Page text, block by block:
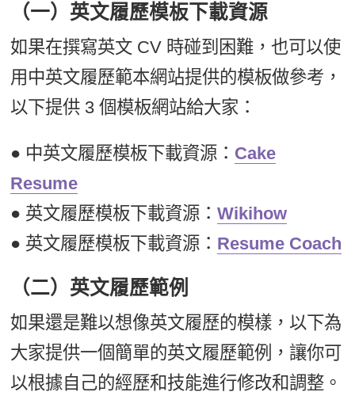
（一）英文履歷模板下載資源
如果在撰寫英文 CV 時碰到困難，也可以使
用中英文履歷範本網站提供的模板做參考，
以下提供 3 個模板網站給大家：
● 中英文履歷模板下載資源： Cake
Resume
● 英文履歷模板下載資源：Wikihow
● 英文履歷模板下載資源： Resume Coach
（二）英文履歷範例
如果還是難以想像英文履歷的模樣，以下為
大家提供一個簡單的英文履歷範例，讓你可
以根據自己的經歷和技能進行修改和調整。